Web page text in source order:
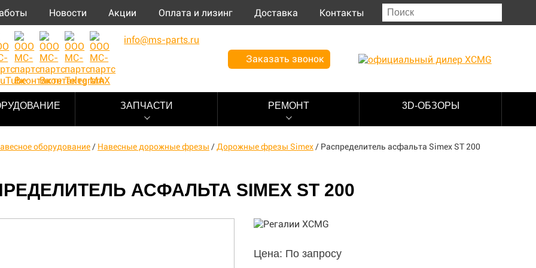
Новости Акции Оплата и лизинг Доставка Контакты
info@ms-parts.ru
Заказать звонок
ЗАПЧАСТИ РЕМОНТ 3D-ОБЗОРЫ
оборудование / Навесные дорожные фрезы / Дорожные фрезы Simex / Распределитель асфальта Simex ST 200
АСФАЛЬТА SIMEX ST 200
Цена: По запросу